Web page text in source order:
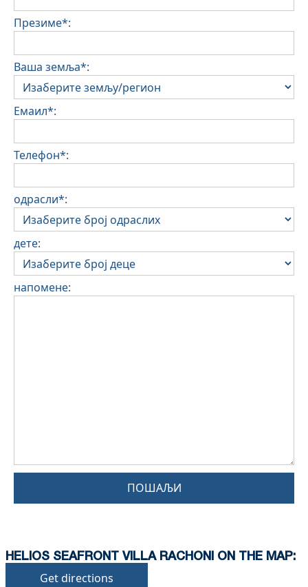
Презиме*:
Ваша земља*:
Емаил*:
Телефон*:
одрасли*:
дете:
напомене:
ПОШАЉИ
HELIOS SEAFRONT VILLA RACHONI ON THE MAP:
Get directions